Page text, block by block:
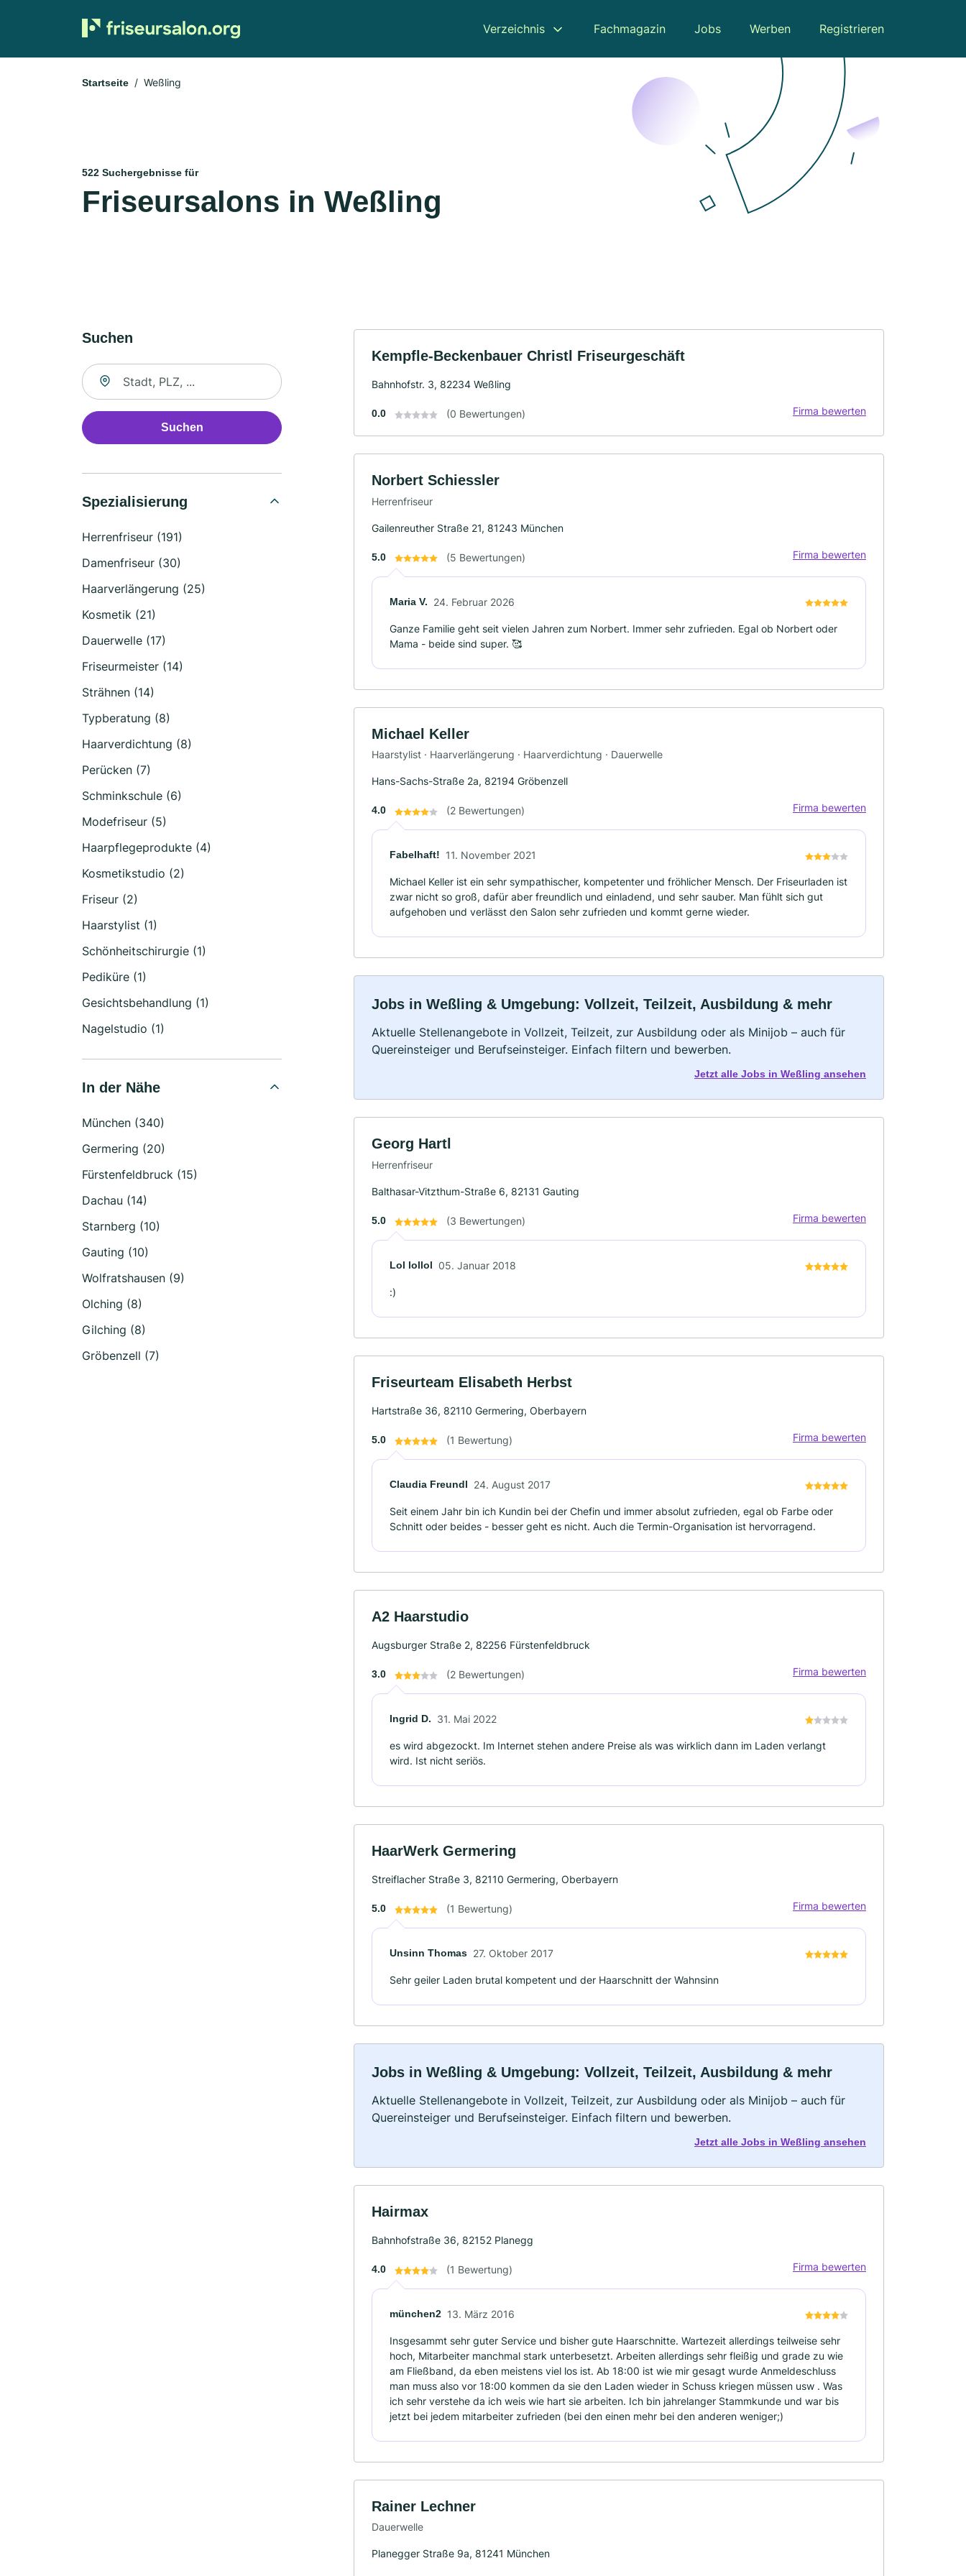
Verzeichnis Fachmagazin Jobs Werben Registrieren
Startseite Weßling
522 Suchergebnisse für
Friseursalons in Weßling
Suchen
Suche nach Ort
Suchen
Spezialisierung
Herrenfriseur (191)
Damenfriseur (30)
Haarverlängerung (25)
Kosmetik (21)
Dauerwelle (17)
Friseurmeister (14)
Strähnen (14)
Typberatung (8)
Haarverdichtung (8)
Perücken (7)
Schminkschule (6)
Modefriseur (5)
Haarpflegeprodukte (4)
Kosmetikstudio (2)
Friseur (2)
Haarstylist (1)
Schönheitschirurgie (1)
Pediküre (1)
Gesichtsbehandlung (1)
Nagelstudio (1)
In der Nähe
München (340)
Germering (20)
Fürstenfeldbruck (15)
Dachau (14)
Starnberg (10)
Gauting (10)
Wolfratshausen (9)
Olching (8)
Gilching (8)
Gröbenzell (7)
Kempfle-Beckenbauer Christl Friseurgeschäft
Bahnhofstr. 3, 82234 Weßling
0.0 (0 Bewertungen) Firma bewerten
Norbert Schiessler
Herrenfriseur
Gailenreuther Straße 21, 81243 München
5.0 (5 Bewertungen) Firma bewerten
Maria V. 24. Februar 2026
Ganze Familie geht seit vielen Jahren zum Norbert. Immer sehr zufrieden. Egal ob Norbert oder
Mama - beide sind super. 🥰
Michael Keller
Haarstylist · Haarverlängerung · Haarverdichtung · Dauerwelle
Hans-Sachs-Straße 2a, 82194 Gröbenzell
4.0 (2 Bewertungen) Firma bewerten
Fabelhaft! 11. November 2021
Michael Keller ist ein sehr sympathischer, kompetenter und fröhlicher Mensch. Der Friseurladen ist
zwar nicht so groß, dafür aber freundlich und einladend, und sehr sauber. Man fühlt sich gut
aufgehoben und verlässt den Salon sehr zufrieden und kommt gerne wieder.
Jobs in Weßling & Umgebung: Vollzeit, Teilzeit, Ausbildung & mehr
Aktuelle Stellenangebote in Vollzeit, Teilzeit, zur Ausbildung oder als Minijob – auch für
Quereinsteiger und Berufseinsteiger. Einfach filtern und bewerben.
Jetzt alle Jobs in Weßling ansehen
Georg Hartl
Herrenfriseur
Balthasar-Vitzthum-Straße 6, 82131 Gauting
5.0 (3 Bewertungen) Firma bewerten
Lol lollol 05. Januar 2018
:)
Friseurteam Elisabeth Herbst
Hartstraße 36, 82110 Germering, Oberbayern
5.0 (1 Bewertung) Firma bewerten
Claudia Freundl 24. August 2017
Seit einem Jahr bin ich Kundin bei der Chefin und immer absolut zufrieden, egal ob Farbe oder
Schnitt oder beides - besser geht es nicht. Auch die Termin-Organisation ist hervorragend.
A2 Haarstudio
Augsburger Straße 2, 82256 Fürstenfeldbruck
3.0 (2 Bewertungen) Firma bewerten
Ingrid D. 31. Mai 2022
es wird abgezockt. Im Internet stehen andere Preise als was wirklich dann im Laden verlangt
wird. Ist nicht seriös.
HaarWerk Germering
Streiflacher Straße 3, 82110 Germering, Oberbayern
5.0 (1 Bewertung) Firma bewerten
Unsinn Thomas 27. Oktober 2017
Sehr geiler Laden brutal kompetent und der Haarschnitt der Wahnsinn
Jobs in Weßling & Umgebung: Vollzeit, Teilzeit, Ausbildung & mehr
Aktuelle Stellenangebote in Vollzeit, Teilzeit, zur Ausbildung oder als Minijob – auch für
Quereinsteiger und Berufseinsteiger. Einfach filtern und bewerben.
Jetzt alle Jobs in Weßling ansehen
Hairmax
Bahnhofstraße 36, 82152 Planegg
4.0 (1 Bewertung) Firma bewerten
münchen2 13. März 2016
Insgesammt sehr guter Service und bisher gute Haarschnitte. Wartezeit allerdings teilweise sehr
hoch, Mitarbeiter manchmal stark unterbesetzt. Arbeiten allerdings sehr fleißig und grade zu wie
am Fließband, da eben meistens viel los ist. Ab 18:00 ist wie mir gesagt wurde Anmeldeschluss
man muss also vor 18:00 kommen da sie den Laden wieder in Schuss kriegen müssen usw . Was
ich sehr verstehe da ich weis wie hart sie arbeiten. Ich bin jahrelanger Stammkunde und war bis
jetzt bei jedem mitarbeiter zufrieden (bei den einen mehr bei den anderen weniger;)
Rainer Lechner
Dauerwelle
Planegger Straße 9a, 81241 München